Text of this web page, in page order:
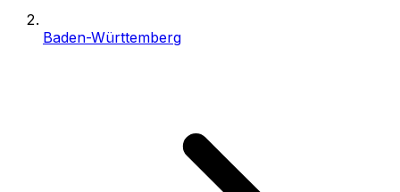
Baden-Württemberg